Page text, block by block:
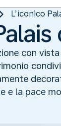
L’iconico
con
e la pace